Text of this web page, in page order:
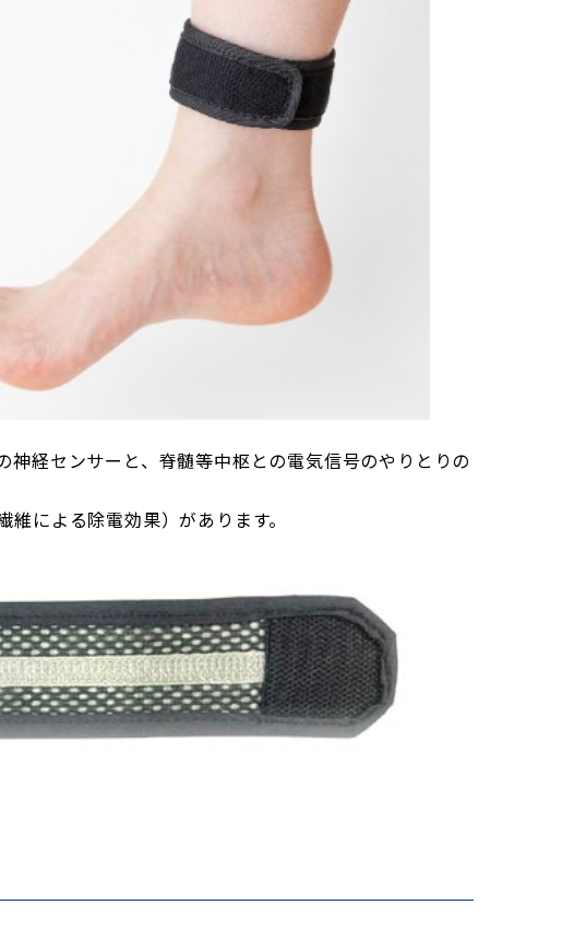
経センサーと、脊髄等中枢との電気信号のやりとりの
による除電効果）があります。